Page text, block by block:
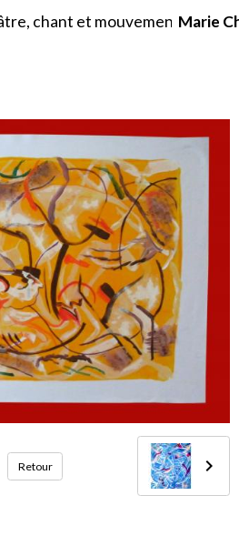
Marie
Retour